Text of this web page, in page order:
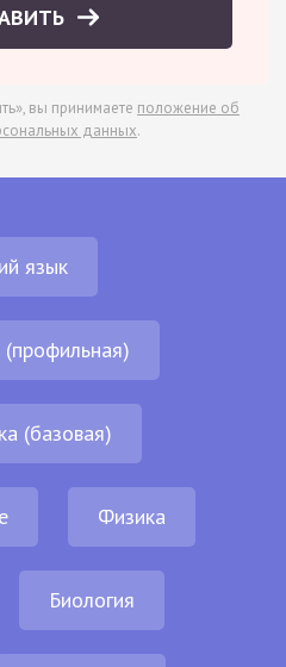
вы принимаете положение об
данных.
язык
(базовая)
Физика
Биология